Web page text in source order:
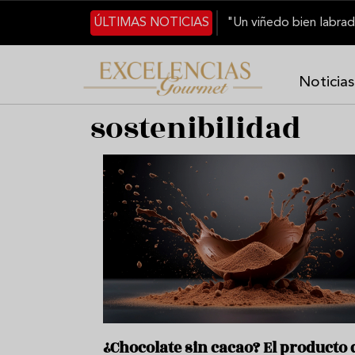
Pasar al contenido principal
ÚLTIMAS NOTICIAS
Noticias
sostenibilidad
¿Chocolate sin cacao? El producto